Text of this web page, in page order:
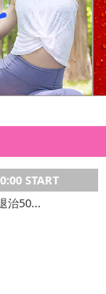
START
治50...